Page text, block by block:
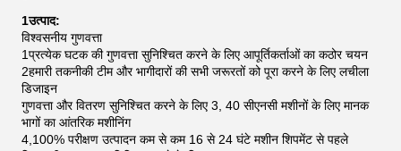
1उत्पाद:
विश्वसनीय गुणवत्ता
1प्रत्येक घटक की गुणवत्ता सुनिश्चित करने के लिए आपूर्तिकर्ताओं का कठोर चयन
2हमारी तकनीकी टीम और भागीदारों की सभी जरूरतों को पूरा करने के लिए लचीला
डिजाइन
गुणवत्ता और वितरण सुनिश्चित करने के लिए 3, 40 सीएनसी मशीनों के लिए मानक
भागों का आंतरिक मशीनिंग
4,100% परीक्षण उत्पादन कम से कम 16 से 24 घंटे मशीन शिपमेंट से पहले